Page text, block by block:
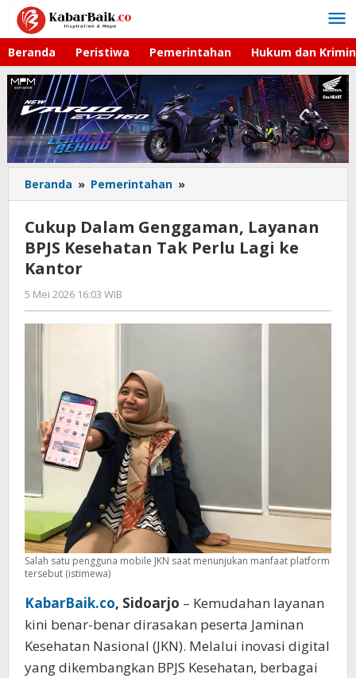
Lewati
konten
Beranda Peristiwa Pemerintahan Hukum dan
Beranda » Pemerintahan »
Dalam
Layanan
BPJS
Cukup Dalam Genggaman, Layanan
BPJS Kesehatan Tak Perlu Lagi ke
Kantor
5 Mei 2026 16:03 WIB
Imam
WD
Salah satu pengguna mobile JKN saat menunjukan manfaat platform
tersebut (istimewa)
KabarBaik.co, Sidoarjo – Kemudahan layanan
kini benar-benar dirasakan peserta Jaminan
Kesehatan Nasional (JKN). Melalui inovasi digital
yang dikembangkan BPJS Kesehatan, berbagai